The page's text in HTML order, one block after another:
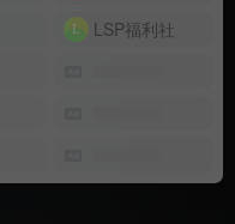
LSP福利社